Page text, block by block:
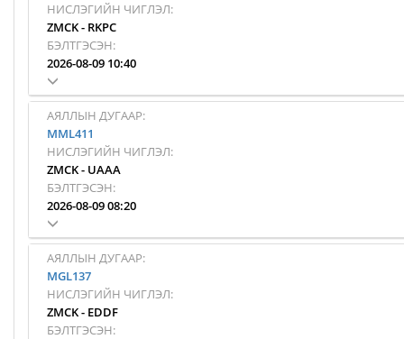
НИСЛЭГИЙН ЧИГЛЭЛ:
ZMCK- RKPC
БЭЛТГЭСЭН:
2026-08-09 10:40
АЯЛЛЫН ДУГААР:
MML411
НИСЛЭГИЙН ЧИГЛЭЛ:
ZMCK- UAAA
БЭЛТГЭСЭН:
2026-08-09 08:20
АЯЛЛЫН ДУГААР:
MGL137
НИСЛЭГИЙН ЧИГЛЭЛ:
ZMCK- EDDF
БЭЛТГЭСЭН: